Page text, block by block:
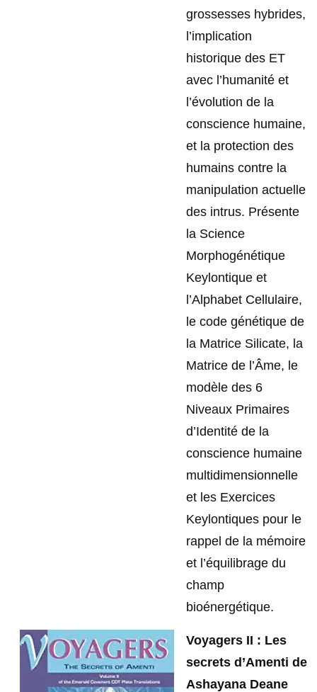
grossesses hybrides,
l’implication
historique des ET
avec l’humanité et
l’évolution de la
conscience humaine,
et la protection des
humains contre la
manipulation actuelle
des intrus. Présente
la Science
Morphogénétique
Keylontique et
l’Alphabet Cellulaire,
le code génétique de
la Matrice Silicate, la
Matrice de l’Âme, le
modèle des 6
Niveaux Primaires
d’Identité de la
conscience humaine
multidimensionnelle
et les Exercices
Keylontiques pour le
rappel de la mémoire
et l’équilibrage du
champ
bioénergétique.
Voyagers II : Les
secrets d’Amenti de
Ashayana Deane